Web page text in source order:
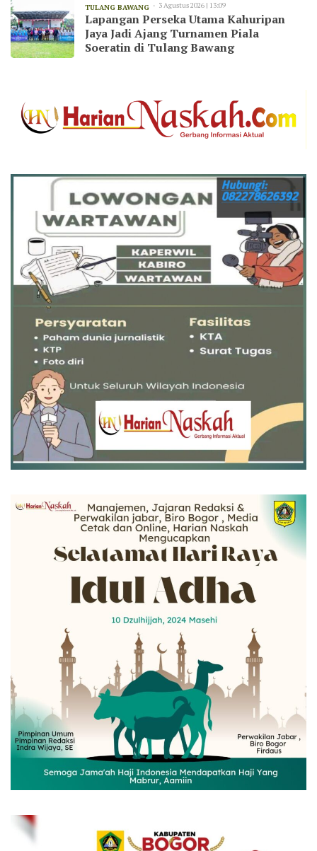
TULANG BAWANG 3 Agustus 2026 | 13:09
Lapangan Perseka Utama Kahuripan
Jaya Jadi Ajang Turnamen Piala
Soeratin di Tulang Bawang